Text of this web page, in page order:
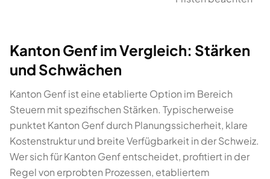
Kanton Genf im Vergleich: Stärken
und Schwächen
Kanton Genf ist eine etablierte Option im Bereich
Steuern mit spezifischen Stärken. Typischerweise
punktet Kanton Genf durch Planungssicherheit, klare
Kostenstruktur und breite Verfügbarkeit in der Schweiz.
Wer sich für Kanton Genf entscheidet, profitiert in der
Regel von erprobten Prozessen, etabliertem